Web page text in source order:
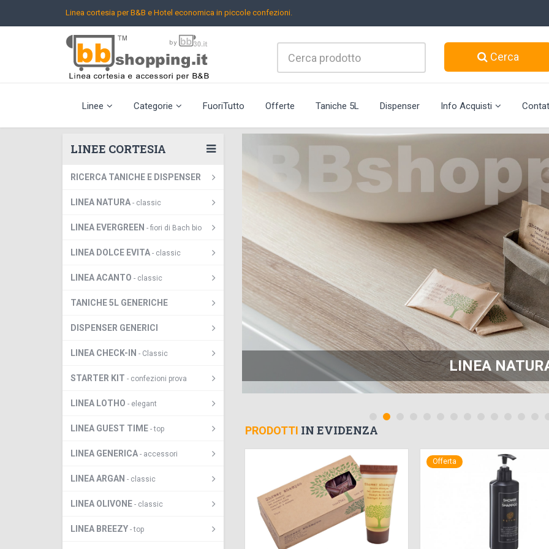
Linea cortesia per B&B e Hotel economica in piccole confezioni.
Cerca
Linee Categorie FuoriTutto Offerte Taniche 5L Dispenser Info Acquisti
LINEE CORTESIA
RICERCA TANICHE E DISPENSER
LINEA NATURA - classic
LINEA EVERGREEN - fiori di Bach bio
LINEA DOLCE EVITA - classic
LINEA ACANTO - classic
TANICHE 5L GENERICHE
DISPENSER GENERICI
LINEA CHECK-IN - Classic
STARTER KIT - confezioni prova
LINEA LOTHO - elegant
LINEA GUEST TIME - top
LINEA GENERICA - accessori
LINEA ARGAN - classic
LINEA OLIVONE - classic
LINEA BREEZY - top
LINEA
PRODOTTI IN EVIDENZA
Offerta